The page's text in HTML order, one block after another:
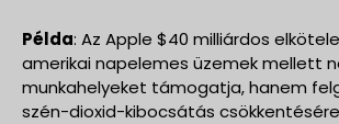
Példa: Az Apple $40 milliárdos
amerikai napelemes üzemek mellett
munkahelyeket támogatja, hanem
szén-dioxid-kibocsátás